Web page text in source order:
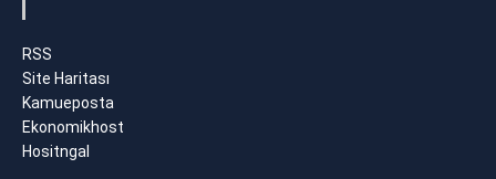
RSS
Site Haritası
Kamueposta
Ekonomikhost
Hositngal